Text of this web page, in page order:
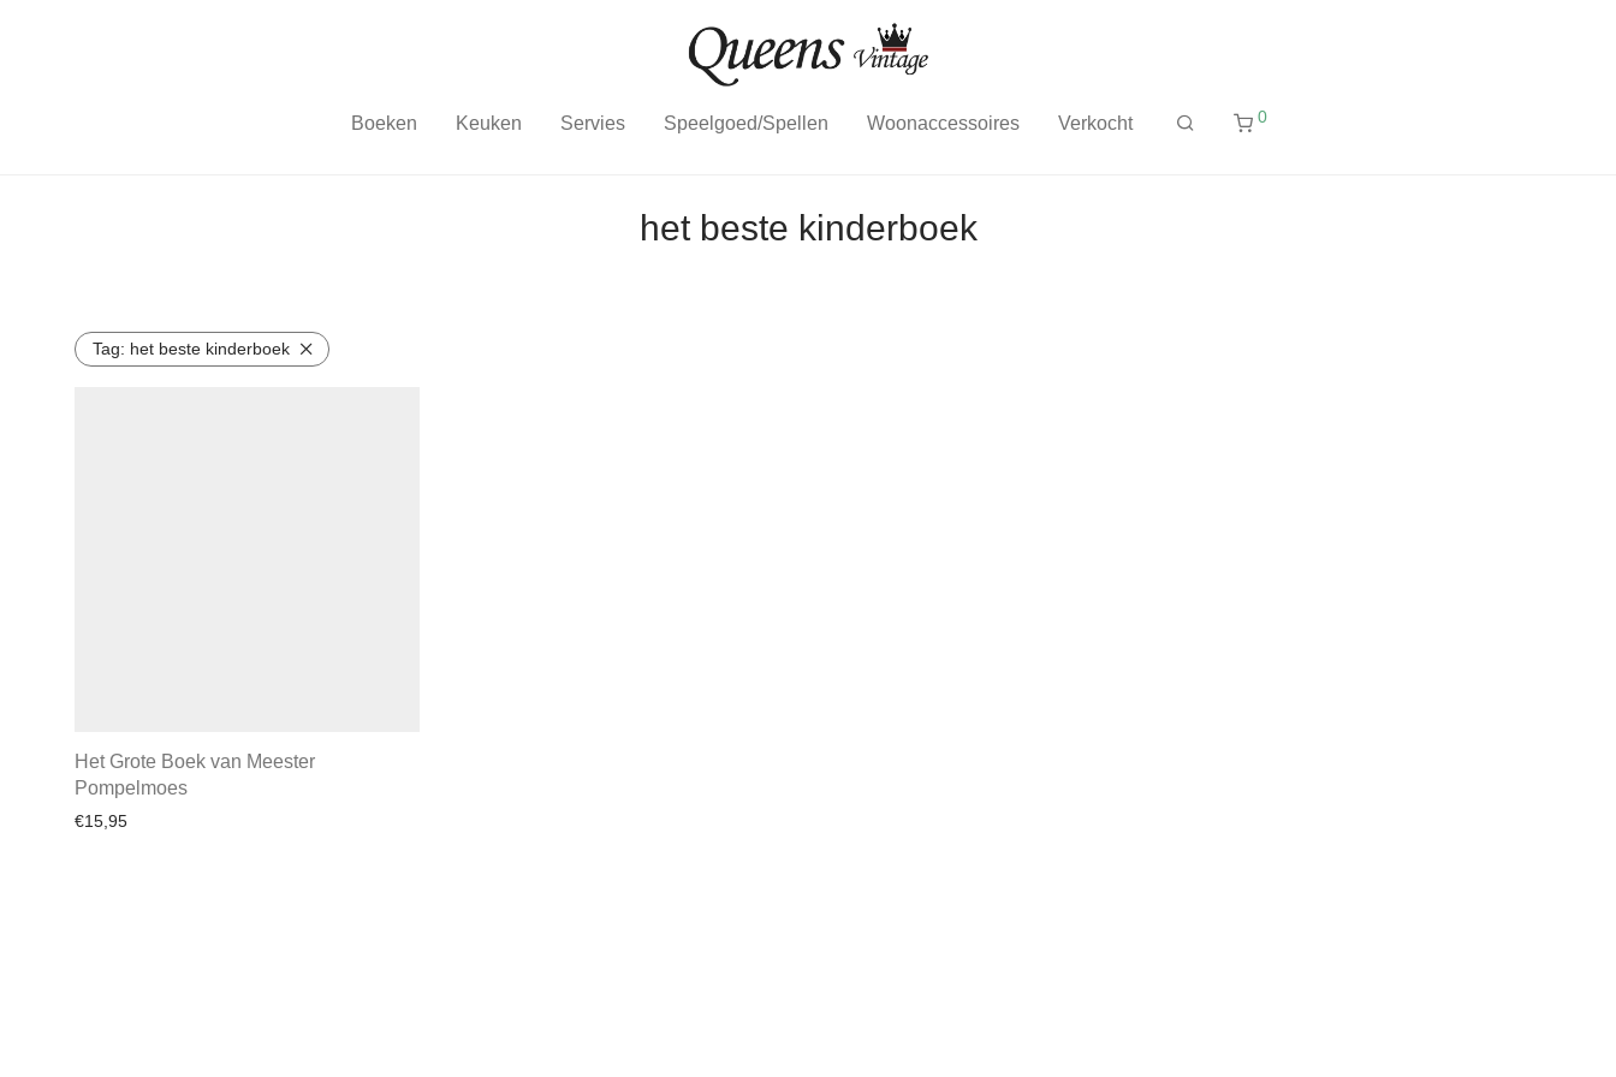
Boeken Keuken Servies Speelgoed/Spellen Woonaccessoires Verkocht 0
het beste kinderboek
Tag: het beste kinderboek
Het Grote Boek van Meester
Pompelmoes
€15,95